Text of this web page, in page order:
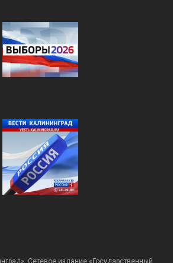
Сетевое издание «Государственный